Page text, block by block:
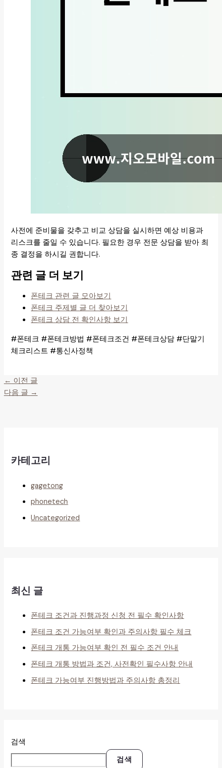
사전에 준비물을 갖추고 비교 상담을 실시하면 예상 비용과
리스크를 줄일 수 있습니다. 필요한 경우 전문 상담을 받아 최
종 결정을 하시길 권합니다.
관련 글 더 보기
폰테크 관련 글 모아보기
폰테크 주제별 글 더 찾아보기
폰테크 상담 전 확인사항 보기
#폰테크 #폰테크방법 #폰테크조건 #폰테크상담 #단말기
체크리스트 #통신사정책
← 이전 글
다음 글 →
카테고리
gagetong
phonetech
Uncategorized
최신 글
폰테크 조건과 진행과정 신청 전 필수 확인사항
폰테크 조건 가능여부 확인과 주의사항 필수 체크
폰테크 개통 가능여부 확인 전 필수 조건 안내
폰테크 개통 방법과 조건, 사전확인 필수사항 안내
폰테크 가능여부 진행방법과 주의사항 총정리
검색
검색